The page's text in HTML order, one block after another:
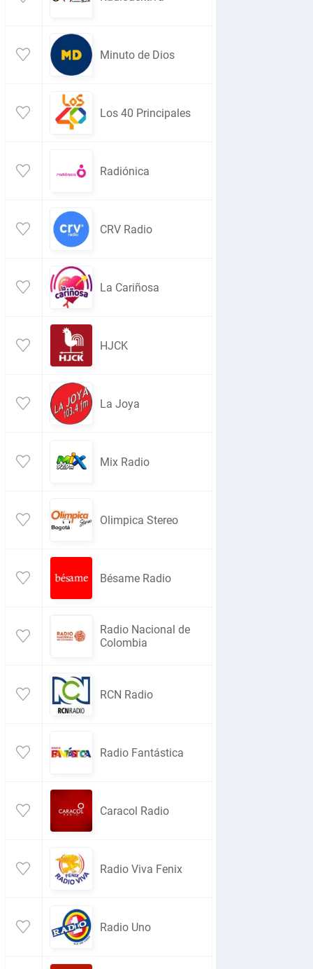
Minuto de Dios
Los 40 Principales
Radiónica
CRV Radio
La Cariñosa
HJCK
La Joya
Mix Radio
Olimpica Stereo
Bésame Radio
Radio Nacional de
Colombia
RCN Radio
Radio Fantástica
Caracol Radio
Radio Viva Fenix
Radio Uno